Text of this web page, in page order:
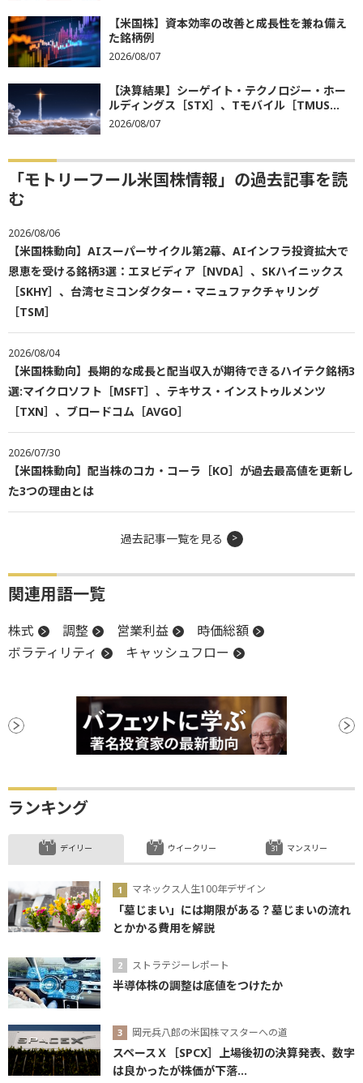
【米国株】資本効率の改善と成長性を兼ね備え
た銘柄例
2026/08/07
【決算結果】シーゲイト・テクノロジー・ホー
ルディングス［STX］、Tモバイル［TMUS...
2026/08/07
「モトリーフール米国株情報」の過去記事を読
む
2026/08/06
【米国株動向】AIスーパーサイクル第2幕、AIインフラ投資拡大で
恩恵を受ける銘柄3選：エヌビディア［NVDA］、SKハイニックス
［SKHY］、台湾セミコンダクター・マニュファクチャリング
［TSM］
2026/08/04
【米国株動向】長期的な成長と配当収入が期待できるハイテク銘柄3
選:マイクロソフト［MSFT］、テキサス・インストゥルメンツ
［TXN］、ブロードコム［AVGO］
2026/07/30
【米国株動向】配当株のコカ・コーラ［KO］が過去最高値を更新し
た3つの理由とは
過去記事一覧を見る
関連用語一覧
株式 調整 営業利益
時価総額
ボラティリティ
キャッシュフロー
ランキング
デイリー
マネックス人生100年デザイン
「墓じまい」には期限がある？墓じまいの流れ
とかかる費用を解説
ストラテジーレポート
半導体株の調整は底値をつけたか
岡元兵八郎の米国株マスターへの道
スペースＸ［SPCX］上場後初の決算発表、数字
は良かったが株価が下落...
ウイークリー マンスリー